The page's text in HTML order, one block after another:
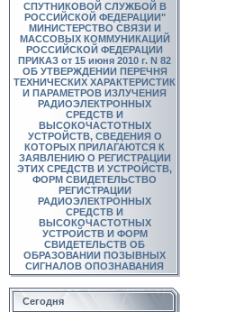
СПУТНИКОВОЙ СЛУЖБОЙ В
РОССИЙСКОЙ ФЕДЕРАЦИИ"
МИНИСТЕРСТВО СВЯЗИ И
МАССОВЫХ КОММУНИКАЦИЙ
РОССИЙСКОЙ ФЕДЕРАЦИИ
ПРИКАЗ от 15 июня 2010 г. N 82
ОБ УТВЕРЖДЕНИИ ПЕРЕЧНЯ
ТЕХНИЧЕСКИХ ХАРАКТЕРИСТИК
И ПАРАМЕТРОВ ИЗЛУЧЕНИЯ
РАДИОЭЛЕКТРОННЫХ
СРЕДСТВ И
ВЫСОКОЧАСТОТНЫХ
УСТРОЙСТВ, СВЕДЕНИЯ О
КОТОРЫХ ПРИЛАГАЮТСЯ К
ЗАЯВЛЕНИЮ О РЕГИСТРАЦИИ
ЭТИХ СРЕДСТВ И УСТРОЙСТВ,
ФОРМ СВИДЕТЕЛЬСТВО
РЕГИСТРАЦИИ
РАДИОЭЛЕКТРОННЫХ
СРЕДСТВ И
ВЫСОКОЧАСТОТНЫХ
УСТРОЙСТВ И ФОРМ
СВИДЕТЕЛЬСТВ ОБ
ОБРАЗОВАНИИ ПОЗЫВНЫХ
СИГНАЛОВ ОПОЗНАВАНИЯ
Сегодня